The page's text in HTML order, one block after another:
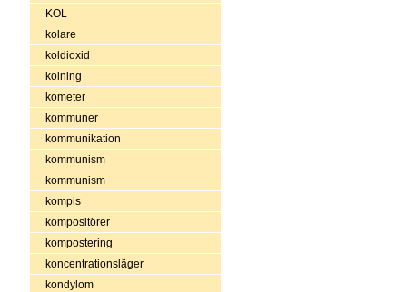
KOL
kolare
koldioxid
kolning
kometer
kommuner
kommunikation
kommunism
kommunism
kompis
kompositörer
kompostering
koncentrationsläger
kondylom